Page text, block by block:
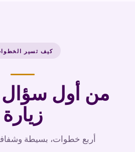
كيف تسير
من أول سؤال
زيارة
أربع خطوات، بسيطة